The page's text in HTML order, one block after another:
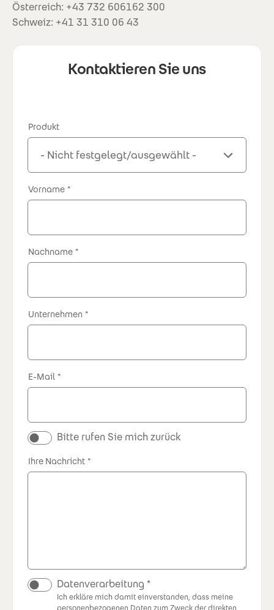
Österreich: +43 732 606162 300
Schweiz: +41 31 310 06 43
Kontaktieren Sie uns
Produkt
Vorname
Nachname
Unternehmen
E-Mail
Bitte rufen Sie mich zurück
Ihre Nachricht
Datenverarbeitung
Ich erkläre mich damit einverstanden, dass meine